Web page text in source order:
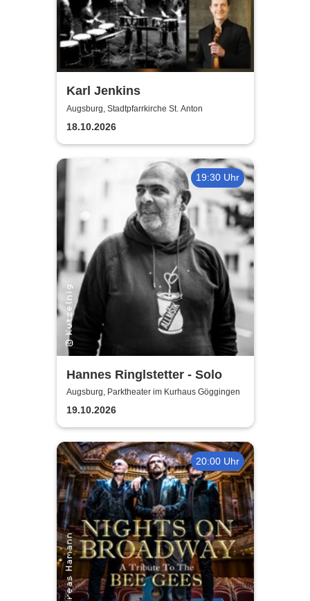
Karl Jenkins
Augsburg, Stadtpfarrkirche St. Anton
18.10.2026
19:30 Uhr
Hannes Ringlstetter - Solo
Augsburg, Parktheater im Kurhaus Göggingen
19.10.2026
20:00 Uhr